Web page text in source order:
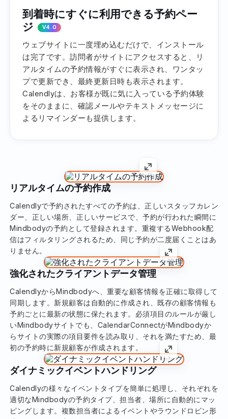
到着時にすぐに利用できる予約ペー
ジ
V4.0
ウェブサイトに一度埋め込むだけで、インストール
は完了です。訪問者がサイトにアクセスすると、リ
アルタイムの予約情報がすぐに表示され、ワンタッ
プで更新でき、最終更新日時も表示されます。
Calendlyは、お客様が既に気に入っている予約体験
をそのままに、確認メールやテキストメッセージに
よるリマインダーも提供します。
リアルタイムの予約作成
Calendlyで予約されたすべての予約は、正しいスタッフカレン
ダー、正しい場所、正しいサービスで、予約が行われた瞬間に
Mindbodyの予約として登録されます。重複するWebhook配
信はフィルタリングされるため、同じ予約が二度届くことはあ
りません。
強化されたクライアントデータ管理
CalendlyからMindbodyへ、重要な顧客情報を正確に取得して
同期します。新規顧客は自動的に作成され、既存の顧客情報も
予約ごとに最新の状態に保たれます。必須項目のルールが厳し
いMindbodyサイトでも、CalendarConnectがMindbodyか
らサイトの実際の項目要件を読み取り、それを満たすため、最
初の予約時に新規顧客が作成されます。
ダイナミックイベントハンドリング
Calendlyの様々なイベントタイプを簡単に処理し、それぞれを
適切なMindbodyの予約タイプ、担当者、場所に自動的にマッ
ピングします。複数担当者によるイベントやラウンドロビン形